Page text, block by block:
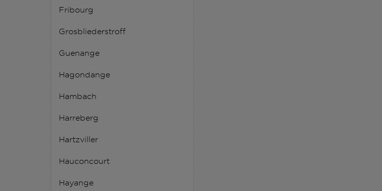
Fribourg
Grosbliederstroff
Guenange
Hagondange
Hambach
Harreberg
Hartzviller
Hauconcourt
Hayange